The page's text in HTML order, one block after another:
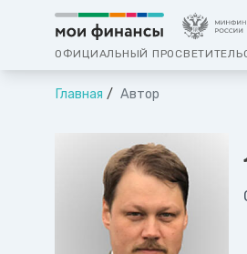
ОФИЦИАЛЬНЫЙ
Главная Автор